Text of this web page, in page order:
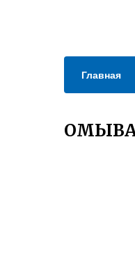
Главная